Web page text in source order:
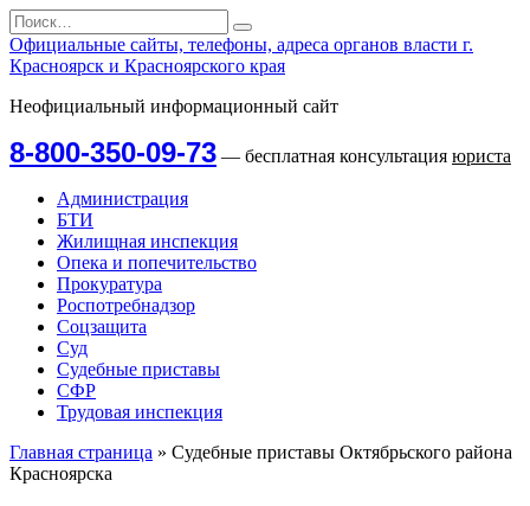
Перейти
к
содержанию
Search
for:
Официальные сайты, телефоны, адреса органов власти г.
Красноярск и Красноярского края
Неофициальный информационный сайт
8-800-350-09-73 — бесплатная консультация юриста
Администрация
БТИ
Жилищная инспекция
Опека и попечительство
Прокуратура
Роспотребнадзор
Соцзащита
Суд
Судебные приставы
СФР
Трудовая инспекция
Главная страница » Судебные приставы Октябрьского района
Красноярска